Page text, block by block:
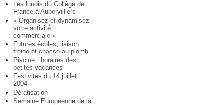
Les lundis du Collège de
France à Aubervilliers
« Organisez et dynamisez
votre activité
commerciale »
Futures écoles, liaison
froide et chasse au plomb
Piscine : horaires des
petites vacances
Festivités du 14 juillet
2004
Dératisation
Semaine Européenne de la